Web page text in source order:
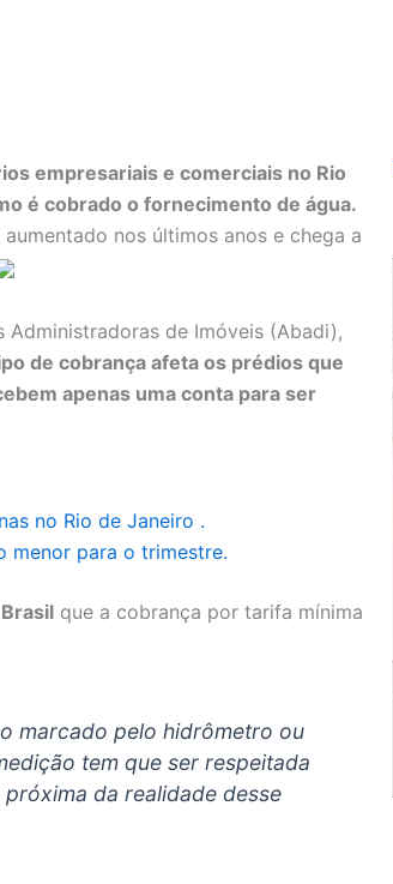
empresariais e comerciais no Rio
é cobrado o fornecimento de água.
nos últimos anos e chega a
de Imóveis (Abadi),
de cobrança afeta os prédios que
apenas uma conta para ser
no Rio de Janeiro .
menor para o trimestre.
que a cobrança por tarifa mínima
marcado pelo hidrômetro ou
tem que ser respeitada
da realidade desse